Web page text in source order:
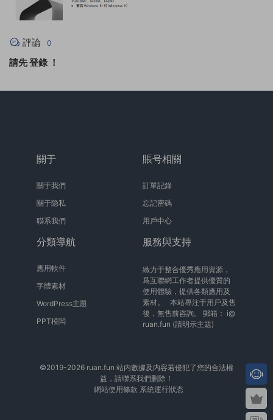
評論 0
請先登錄 ！
關于
關于我們
關于隐私
聯系我們
賬号相關
訂單記錄
忘記密碼
用戶中心
分類導航
應用軟件
字體素材
WordPress主題
PPT模闆
服務與支持
緻力于整合優秀應用資源，
爲互聯網工作者提供優質的
使用體驗，提供各類應用及
素材。 本站專注于用戶及售
後，無售前咨詢。 郵箱： i@
ruan.fun (請明示主題)
©2019-2026 ruan.fun 站内數據及内容若侵犯了您的合法權
益，請聯系我們删除！
網站使用條款 系統運行狀态